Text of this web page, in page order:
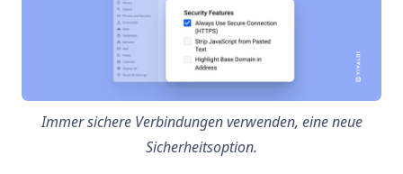
Immer sichere Verbindungen verwenden, eine neue
Sicherheitsoption.